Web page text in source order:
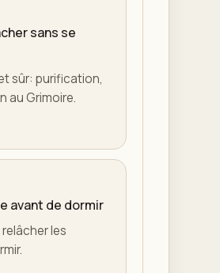
sans se
sûr: purification,
au Grimoire.
avant de dormir
les